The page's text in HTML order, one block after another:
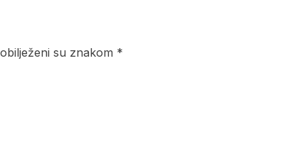
su znakom *